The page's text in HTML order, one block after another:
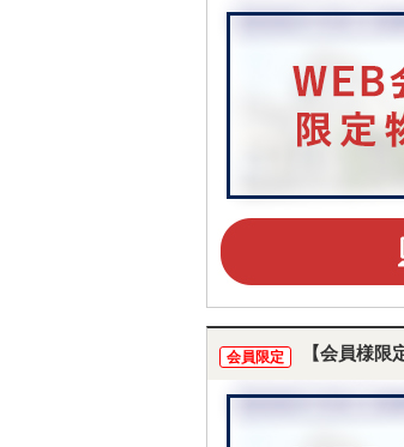
会員限定 【会員様限